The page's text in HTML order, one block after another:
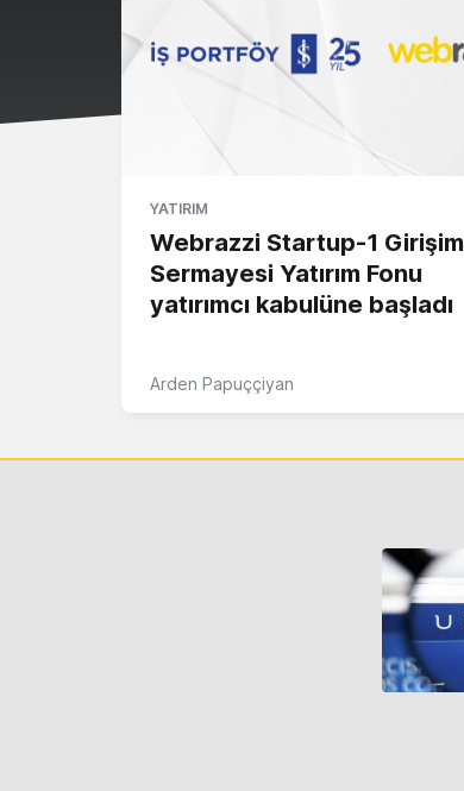
YATIRIM
Webrazzi Startup-1 Girişim
Sermayesi Yatırım Fonu
yatırımcı kabulüne başladı
Arden Papuççiyan